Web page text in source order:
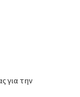
για την